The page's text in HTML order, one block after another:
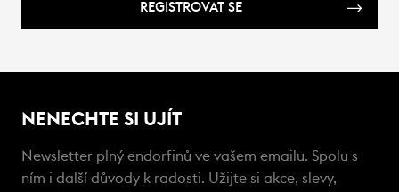
REGISTROVAT SE
NENECHTE SI UJÍT
Newsletter plný endorfinů ve vašem emailu. Spolu s
ním i další důvody k radosti. Užijte si akce, slevy,